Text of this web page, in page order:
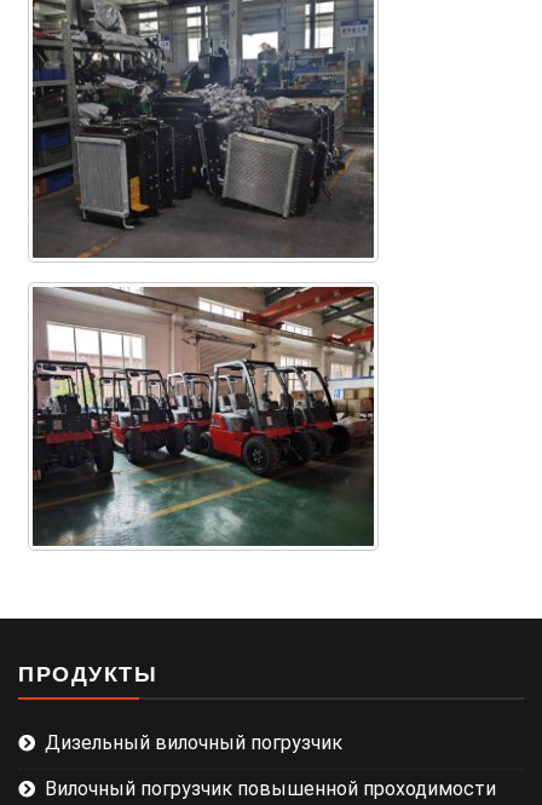
ПРОДУКТЫ
Дизельный вилочный погрузчик
Вилочный погрузчик повышенной проходимости